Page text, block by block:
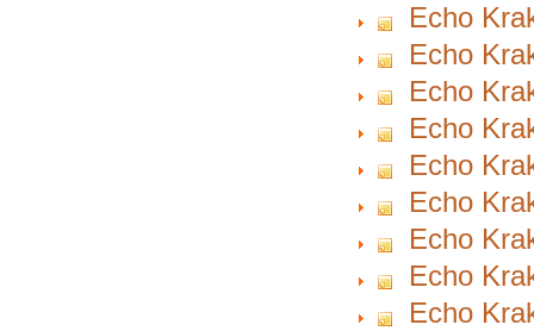
Echo
Echo
Echo
Echo
Echo
Echo
Echo
Echo
Echo